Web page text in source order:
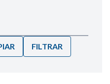
FILTRAR